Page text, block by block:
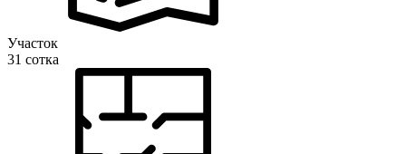
Участок
31 сотка